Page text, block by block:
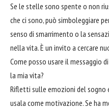
Se le stelle sono spente o non
che ci sono, può simboleggiare
senso di smarrimento o la
nella vita. È un invito a cercare
Come posso usare il messaggio
la mia vita?
Rifletti sulle emozioni del sogno
usala come motivazione. Se ha